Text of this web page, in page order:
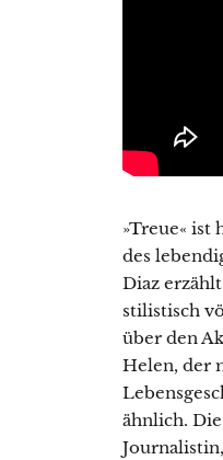
»Treue«
des
Diaz
stilistisch
über den
Helen, der
ähnlich.